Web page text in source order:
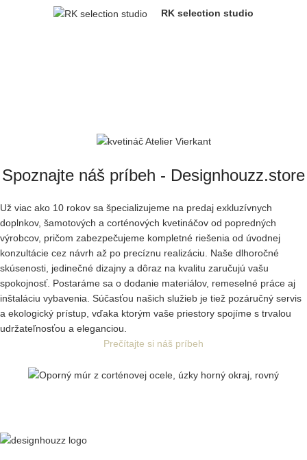
RK selection studio
Spoznajte náš príbeh - Designhouzz.store
Už viac ako 10 rokov sa špecializujeme na predaj exkluzívnych
doplnkov, šamotových a corténových kvetináčov od popredných
výrobcov, pričom zabezpečujeme kompletné riešenia od úvodnej
konzultácie cez návrh až po precíznu realizáciu. Naše dlhoročné
skúsenosti, jedinečné dizajny a dôraz na kvalitu zaručujú vašu
spokojnosť. Postaráme sa o dodanie materiálov, remeselné práce aj
inštaláciu vybavenia. Súčasťou našich služieb je tiež pozáručný servis
a ekologický prístup, vďaka ktorým vaše priestory spojíme s trvalou
udržateľnosťou a eleganciou.
Prečítajte si náš príbeh